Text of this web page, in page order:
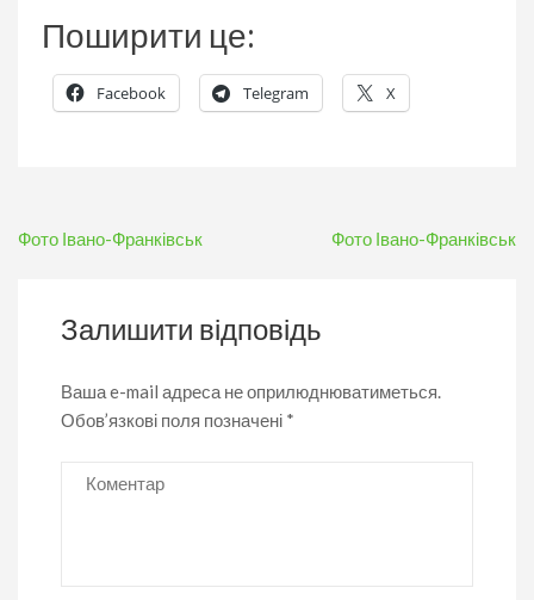
Поширити це:
Facebook Telegram X
Навігація
Фото Івано-Франківськ Фото Івано-Франківськ
Залишити відповідь
Ваша e-mail адреса не оприлюднюватиметься.
Обов’язкові поля позначені *
Коментар